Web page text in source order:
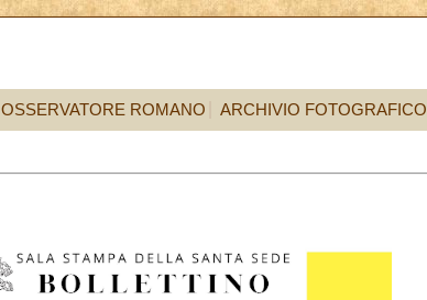
OSSERVATORE ROMANO ARCHIVIO FOTOGRAFICO